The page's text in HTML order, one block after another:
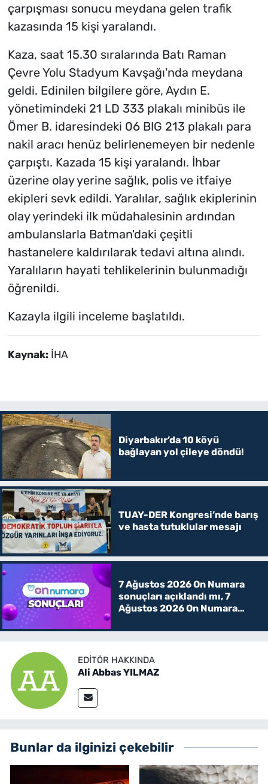
çarpışması sonucu meydana gelen trafik
kazasında 15 kişi yaralandı.
Kaza, saat 15.30 sıralarında Batı Raman
Çevre Yolu Stadyum Kavşağı'nda meydana
geldi. Edinilen bilgilere göre, Aydın E.
yönetimindeki 21 LD 333 plakalı minibüs ile
Ömer B. idaresindeki 06 BIG 213 plakalı para
nakil aracı henüz belirlenemeyen bir nedenle
çarpıştı. Kazada 15 kişi yaralandı. İhbar
üzerine olay yerine sağlık, polis ve itfaiye
ekipleri sevk edildi. Yaralılar, sağlık ekiplerinin
olay yerindeki ilk müdahalesinin ardından
ambulanslarla Batman'daki çeşitli
hastanelere kaldırılarak tedavi altına alındı.
Yaralıların hayati tehlikelerinin bulunmadığı
öğrenildi.
Kazayla ilgili inceleme başlatıldı.
Kaynak: İHA
Diyarbakır’da 10 köyü
bağlayan yol çileye döndü!
TUAY-DER Kongresi’nde barış
ve hasta tutuklular mesajı
7 Ağustos 2026 On Numara
sonuçları açıklandı mı, 7
Ağustos 2026 On Numara
EDITÖR HAKKINDA
Ali Abbas YILMAZ
Bunlar da ilginizi çekebilir